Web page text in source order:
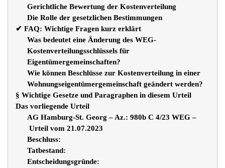
Gerichtliche Bewertung der Kostenverteilung
Die Rolle der gesetzlichen Bestimmungen
✔ FAQ: Wichtige Fragen kurz erklärt
Was bedeutet eine Änderung des WEG-
Kostenverteilungsschlüssels für
Eigentümergemeinschaften?
Wie können Beschlüsse zur Kostenverteilung in einer
Wohnungseigentümergemeinschaft geändert werden?
§ Wichtige Gesetze und Paragraphen in diesem Urteil
Das vorliegende Urteil
AG Hamburg-St. Georg – Az.: 980b C 4/23 WEG –
Urteil vom 21.07.2023
Beschluss:
Tatbestand:
Entscheidungsgründe: